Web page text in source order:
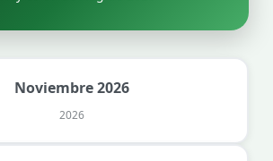
Noviembre 2026
2026